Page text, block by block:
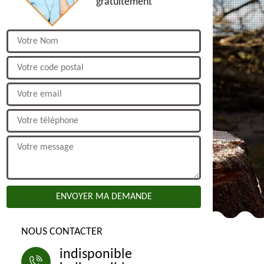
NOUS CONTACTER
indisponible